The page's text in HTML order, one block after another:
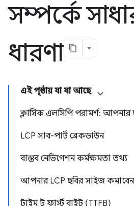
সম্পর্কে
ধারণা
এই পৃষ্ঠায় যা যা আছে
ক্লাসিক এলসিপি পরামর্শ:
LCP সাব-পার্ট ব্রেকডাউন
বাস্তব নেভিগেশন কর্মক্ষমতা তথ্য
আপনার LCP ছবির সাইজ
টাইম টু ফার্স্ট বাইট (TTFB)